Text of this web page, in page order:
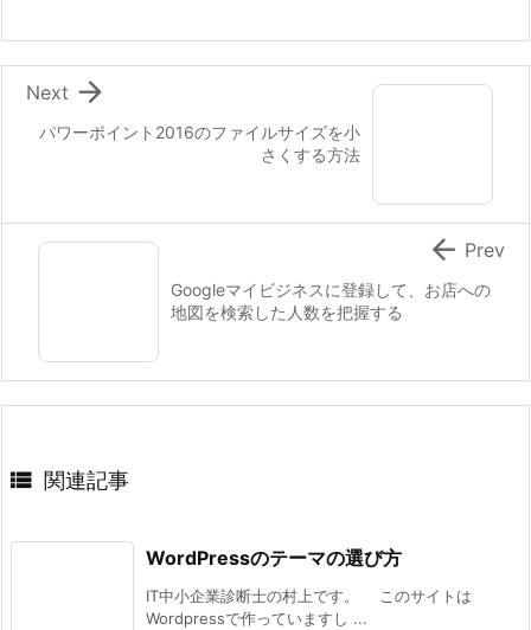
パワーポイント2016のファイルサイズを小
さくする方法

Next
Googleマイビジネスに登録して、お店への
地図を検索した人数を把握する
 Prev
 関連記事
WordPressのテーマの選び方
IT中小企業診断士の村上です。 このサイトは
Wordpressで作っていますし ...